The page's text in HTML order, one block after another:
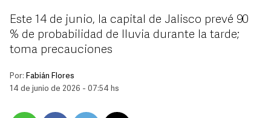
Este 14 de junio, la capital de Jalisco prevé 90
% de probabilidad de lluvia durante la tarde;
toma precauciones
Por: Fabián Flores
14 de junio de 2026 - 07:54 hs